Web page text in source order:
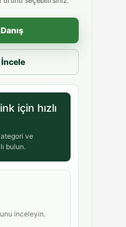
için hızlı
ve
bulun.
inceleyin.